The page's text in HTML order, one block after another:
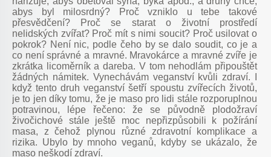
abys byl milosrdný? Proč vzniklo u tebe takové
přesvědčení? Proč se starat o životní prostředí
nelidských zvířat? Proč mít s nimi soucit? Proč usilovat o
pokrok? Není nic, podle čeho by se dalo soudit, co je a
co není správné a mravné. Mravokárce a mravné zvíře je
zkrátka licoměrník a dareba. V tom nehodlám připouštět
žádných námitek. Vynechávám veganství kvůli zdraví. I
když tento druh veganství šetří spoustu zvířecích životů,
je to jen díky tomu, že je maso pro lidi stále rozporuplnou
potravinou, lépe řečeno: že se původně plodožraví
živočichové stále ještě moc nepřizpůsobili k požírání
masa, z čehož plynou různé zdravotní komplikace a
rizika. Ubylo by mnoho veganů, kdyby se ukázalo, že
maso neškodí zdraví.